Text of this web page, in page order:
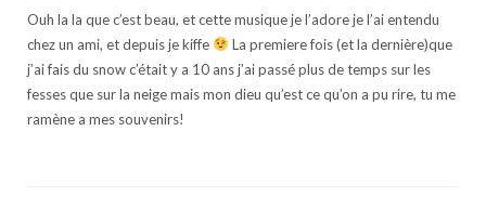
Ouh la la que c’est beau, et cette musique je l’adore je l’ai entendu
chez un ami, et depuis je kiffe
La premiere fois (et la dernière)que
j’ai fais du snow c’était y a 10 ans j’ai passé plus de temps sur les
fesses que sur la neige mais mon dieu qu’est ce qu’on a pu rire, tu me
ramène a mes souvenirs!